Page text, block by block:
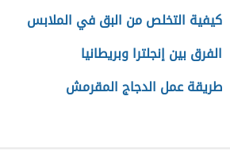
كيفية التخلص من البق في الملابس
الفرق بين إنجلترا وبريطانيا
طريقة عمل الدجاج المقرمش